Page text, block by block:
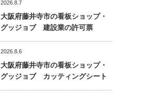
2026.8.7
大阪府藤井寺市の看板ショップ・
グッジョブ 建設業の許可票
2026.8.6
大阪府藤井寺市の看板ショップ・
グッジョブ カッティングシート